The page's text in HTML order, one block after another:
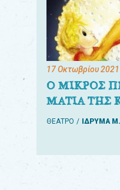
17 Οκτωβρίου 2021
Ο ΜΙΚΡΟΣ
ΜΑΤΙΑ ΤΗΣ
ΘΕΑΤΡΟ ΙΔΡΥΜΑ